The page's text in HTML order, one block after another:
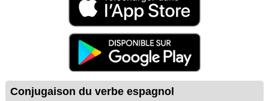
Conjugaison du verbe espagnol